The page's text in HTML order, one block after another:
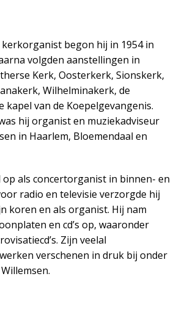
begon hij in 1954 in
volgden aanstellingen in
Kerk, Oosterkerk, Sionskerk,
Wilhelminakerk, de
kapel van de Koepelgevangenis.
hij organist en muziekadviseur
in Haarlem, Bloemendaal en
op als concertorganist in binnen- en
radio en televisie verzorgde hij
koren en als organist. Hij nam
en cd’s op, waaronder
Zijn veelal
verschenen in druk bij onder